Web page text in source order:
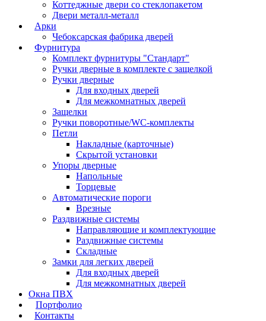
Коттеджные двери со стеклопакетом
Двери металл-металл
Арки
Чебоксарская фабрика дверей
Фурнитура
Комплект фурнитуры "Стандарт"
Ручки дверные в комплекте с защелкой
Ручки дверные
Для входных дверей
Для межкомнатных дверей
Защелки
Ручки поворотные/WC-комплекты
Петли
Накладные (карточные)
Скрытой установки
Упоры дверные
Напольные
Торцевые
Автоматические пороги
Врезные
Раздвижные системы
Направляющие и комплектующие
Раздвижные системы
Складные
Замки для легких дверей
Для входных дверей
Для межкомнатных дверей
Окна ПВХ
Портфолио
Контакты